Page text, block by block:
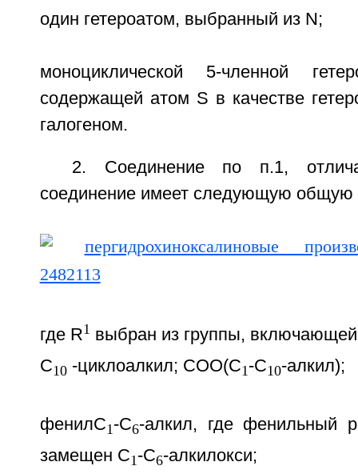
один гетероатом, выбранный из N;
моноциклической 5-членной
содержащей атом S в качестве
галогеном.
2. Соединение по п.1,
соединение имеет следующую
где R1 выбран из группы,
C10-циклоалкил; СОО(C1-C10-алкил);
фенилC1 -C6-алкил, где фенильный
замещен C1-C6-алкилокси;